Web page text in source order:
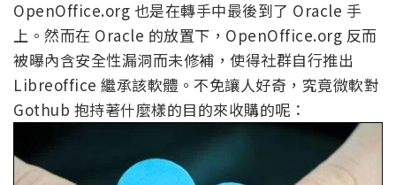
OpenOffice.org 也是在轉手中最後到了 Oracle 手
上。然而在 Oracle 的放置下，OpenOffice.org 反而
被曝內含安全性漏洞而未修補，使得社群自行推出
Libreoffice 繼承該軟體。不免讓人好奇，究竟微軟對
Gothub 抱持著什麼樣的目的來收購的呢：